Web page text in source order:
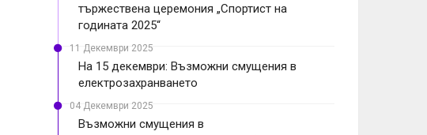
тържествена церемония „Спортист на
годината 2025“
11 Декември 2025
На 15 декември: Възможни смущения в
електрозахранването
04 Декември 2025
Възможни смущения в